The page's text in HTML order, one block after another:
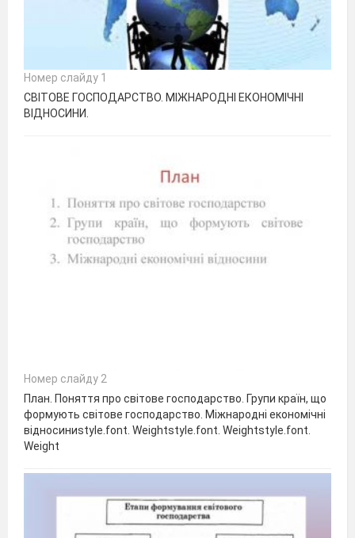
Номер слайду 1
СВІТОВЕ ГОСПОДАРСТВО. МІЖНАРОДНІ ЕКОНОМІЧНІ
ВІДНОСИНИ.
Номер слайду 2
План. Поняття про світове господарство. Групи країн, що
формують світове господарство. Міжнародні економічні
відносиниstyle.font. Weightstyle.font. Weightstyle.font.
Weight